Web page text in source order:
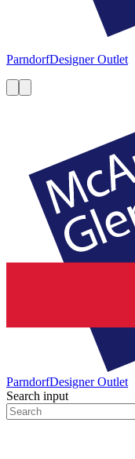
ParndorfDesigner Outlet
ParndorfDesigner Outlet
Search input